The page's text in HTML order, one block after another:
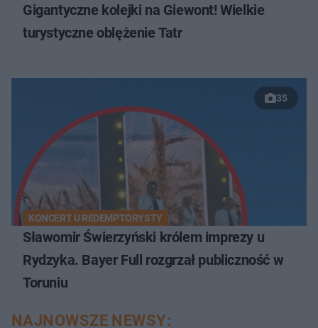
Gigantyczne kolejki na Giewont! Wielkie
turystyczne oblężenie Tatr
35
KONCERT U REDEMPTORYSTY
Sławomir Świerzyński królem imprezy u
Rydzyka. Bayer Full rozgrzał publiczność w
Toruniu
NAJNOWSZE NEWSY: